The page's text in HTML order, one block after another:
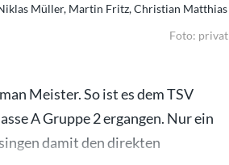
Müller, Martin Fritz, Christian Matthias
Foto: privat
Meister. So ist es dem TSV
A Gruppe 2 ergangen. Nur ein
damit den direkten